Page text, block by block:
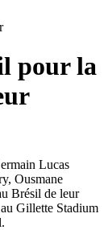
pour la
Lucas
Ousmane
Brésil de leur
Gillette Stadium